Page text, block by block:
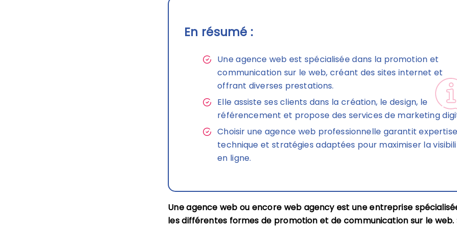
En résumé :
Une agence web est spécialisée dans la promotion et
communication sur le web, créant des sites internet et
offrant diverses prestations.
Elle assiste ses clients dans la création, le design, le
référencement et propose des services de marketing
Choisir une agence web professionnelle garantit expertise
technique et stratégies adaptées pour maximiser la
en ligne.
Une agence web ou encore web agency est une entreprise
les différentes formes de promotion et de communication sur le web.